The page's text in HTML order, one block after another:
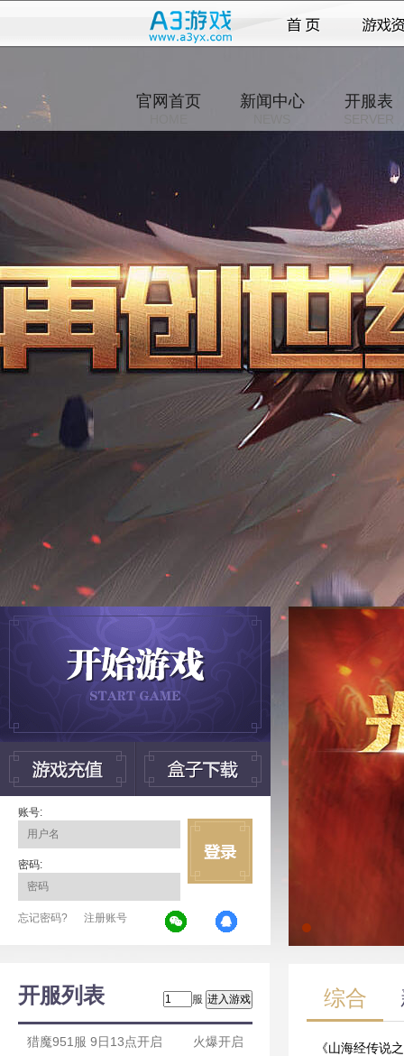
官网首页 新闻中心 开服表
SERVER
账号:
密码:
忘记密码? 注册账号
开服列表 服
火爆开启
猎魔951服 9日13点开启
综合
《山海经传说